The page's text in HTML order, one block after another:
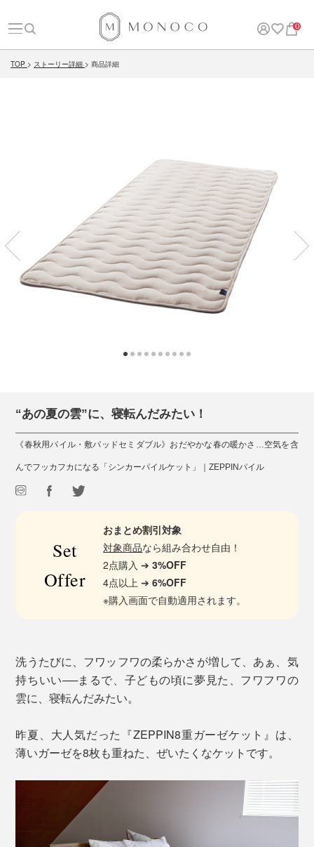
0
TOP ストーリー詳細 商品詳細
“あの夏の雲”に、寝転んだみたい！
《春秋用パイル・敷パッドセミダブル》おだやかな春の暖かさ…空気を含
んでフッカフカになる「シンカーパイルケット」｜ZEPPINパイル
Set
Offer
おまとめ割引対象
対象商品なら組み合わせ自由！
2点購入 ➔3%OFF
4点以上 ➔6%OFF
※購入画面で自動適用されます。
洗うたびに、フワッフワの柔らかさが増して、あぁ、気
持ちいい──まるで、子どもの頃に夢見た、フワフワの
雲に、寝転んだみたい。
昨夏、大人気だった『ZEPPIN8重ガーゼケット』は、
薄いガーゼを8枚も重ねた、ぜいたくなケットです。